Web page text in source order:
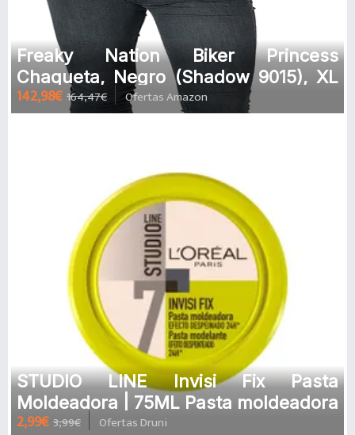
Freaky Nation Biker Princess
Chaqueta, Negro (Shadow 9015), XL
para Mujer
142,98€ 164,47€ Ofertas Amazon
STUDIO LINE Invisi Fix Pasta
Moldeadora | 75ML Pasta moldeadora
de efecto despeinado
2,99€ 3,99€ Ofertas Druni